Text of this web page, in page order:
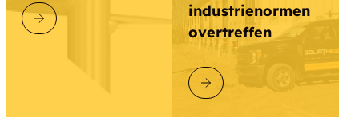
ONTDEK GOLIATHTECH
industrienormen
overtreffen
ONTDEK GOLIATHTECH